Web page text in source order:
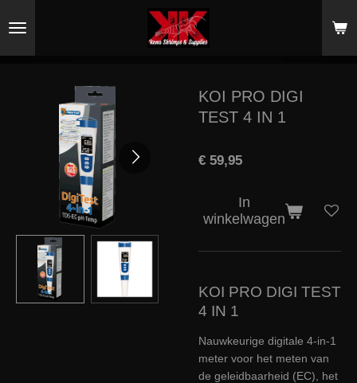
direct
hoofdinhoud
KOI PRO DIGI
TEST 4 IN 1
€ 59,95
In
winkelwagen
KOI PRO DIGI TEST
4 IN 1
Nauwkeurige digitale 4-in-1
meter voor het meten van
de geleidbaarheid (EC), het